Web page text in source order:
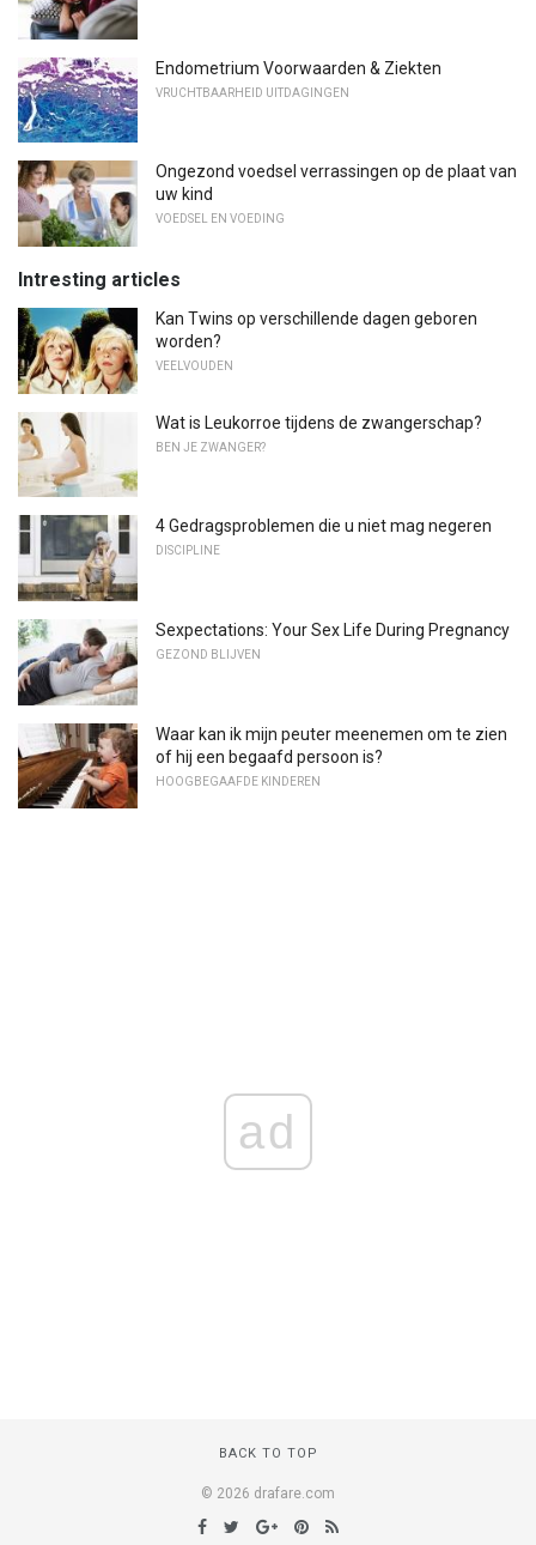
Endometrium Voorwaarden & Ziekten
VRUCHTBAARHEID UITDAGINGEN
Ongezond voedsel verrassingen op de plaat van
uw kind
VOEDSEL EN VOEDING
Intresting articles
Kan Twins op verschillende dagen geboren
worden?
VEELVOUDEN
Wat is Leukorroe tijdens de zwangerschap?
BEN JE ZWANGER?
4 Gedragsproblemen die u niet mag negeren
DISCIPLINE
Sexpectations: Your Sex Life During Pregnancy
GEZOND BLIJVEN
Waar kan ik mijn peuter meenemen om te zien
of hij een begaafd persoon is?
HOOGBEGAAFDE KINDEREN
ad
BACK TO TOP
© 2026 drafare.com